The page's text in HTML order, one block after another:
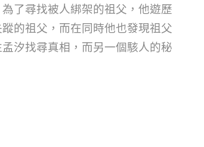
了尋找被人綁架的祖父，他遊歷
的祖父，而在同時他也發現祖父
汐找尋真相，而另一個駭人的秘